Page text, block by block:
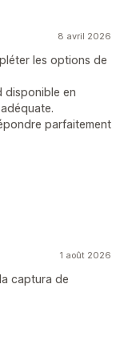
8 avril 2026
les options de
disponible en
parfaitement
1 août 2026
captura de